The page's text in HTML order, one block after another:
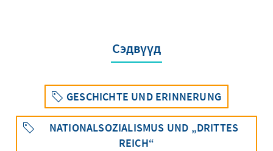
Сэдвүүд
GESCHICHTE UND ERINNERUNG
NATIONALSOZIALISMUS UND „DRITTES
REICH“